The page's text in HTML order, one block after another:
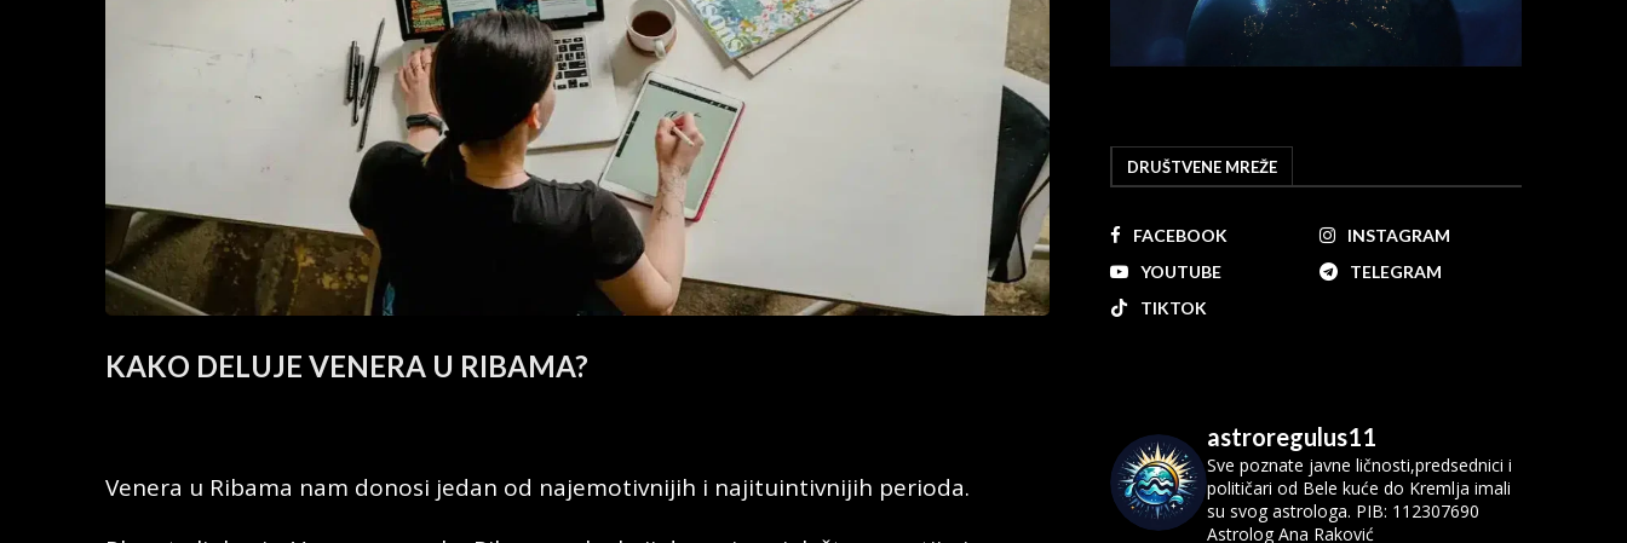
KAKO DELUJE VENERA U RIBAMA?
Venera u Ribama nam donosi jedan od najemotivnijih i najituintivnijih perioda.
DRUŠTVENE MREŽE
FACEBOOK
INSTAGRAM
YOUTUBE
TELEGRAM
TIKTOK
astroregulus11
Sve poznate javne ličnosti,predsednici i
političari od Bele kuće do Kremlja imali
su svog astrologa. PIB: 112307690
Astrolog Ana Raković